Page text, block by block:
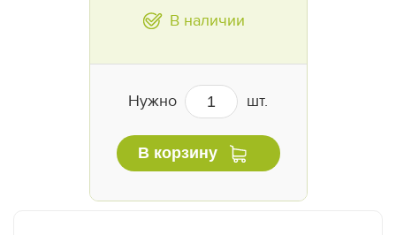
В наличии
Нужно шт.
В корзину